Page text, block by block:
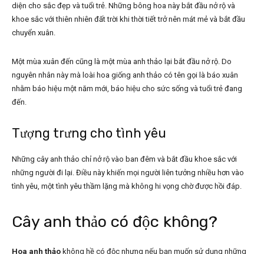
diện cho sắc đẹp và tuổi trẻ. Những bông hoa này bắt đầu nở rộ và
khoe sắc với thiên nhiên đất trời khi thời tiết trở nên mát mẻ và bắt đầu
chuyển xuân.
Một mùa xuân đến cũng là một mùa anh thảo lại bắt đầu nở rộ. Do
nguyên nhân này mà loài hoa giống anh thảo có tên gọi là báo xuân
nhằm báo hiệu một năm mới, báo hiệu cho sức sống và tuổi trẻ đang
đến.
Tượng trưng cho tình yêu
Những cây anh thảo chỉ nở rộ vào ban đêm và bắt đầu khoe sắc với
những người đi lại. Điều này khiến mọi người liên tưởng nhiều hơn vào
tình yêu, một tình yêu thầm lặng mà không hi vọng chờ được hồi đáp.
Cây anh thảo có độc không?
Hoa anh thảo không hề có độc nhưng nếu bạn muốn sử dụng những